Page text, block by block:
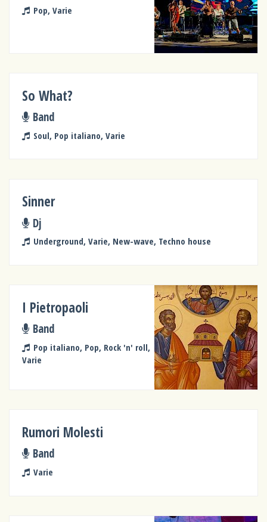
Pop, Varie
So What?
Band
Soul, Pop italiano, Varie
Sinner
Dj
Underground, Varie, New-wave, Techno house
I Pietropaoli
Band
Pop italiano, Pop, Rock 'n' roll,
Varie
Rumori Molesti
Band
Varie